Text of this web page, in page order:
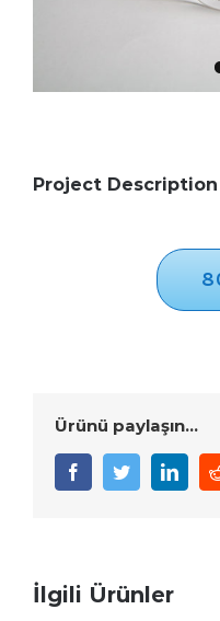
Project Description
Ürünü paylaşın...
FacebookTwitter
İlgili Ürünler